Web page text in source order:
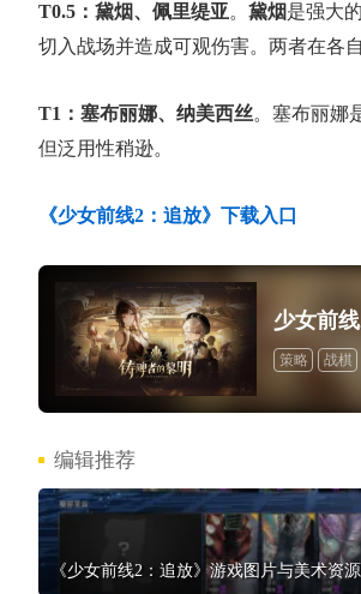
T0.5：黛烟、佩里缇亚。 黛烟是强大
切入战场并造成可观伤害。两者在各
T1：塞布丽娜、纳美西丝。塞布丽娜
但泛用性稍逊。
《少女前线2：追放》下载入口
少女前
策略 战棋
编辑推荐